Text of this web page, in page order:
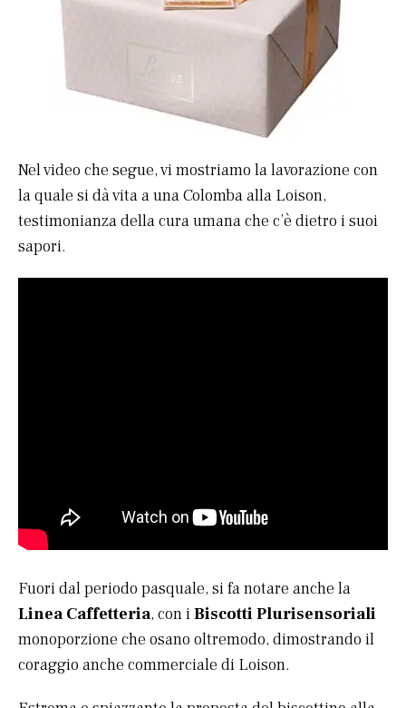
Nel video che segue, vi mostriamo la lavorazione con
la quale si dà vita a una Colomba alla Loison,
testimonianza della cura umana che c’è dietro i suoi
sapori.
Fuori dal periodo pasquale, si fa notare anche la
Linea Caffetteria, con iBiscotti Plurisensoriali
monoporzione che osano oltremodo, dimostrando il
coraggio anche commerciale di Loison.